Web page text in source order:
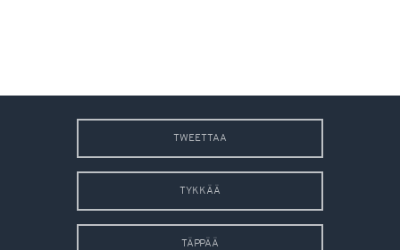
TWEETTAA
TYKKÄÄ
TÄPPÄÄ